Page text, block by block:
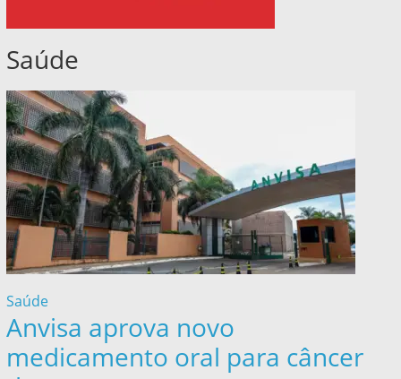
Saúde
Saúde
Anvisa aprova novo
medicamento oral para câncer